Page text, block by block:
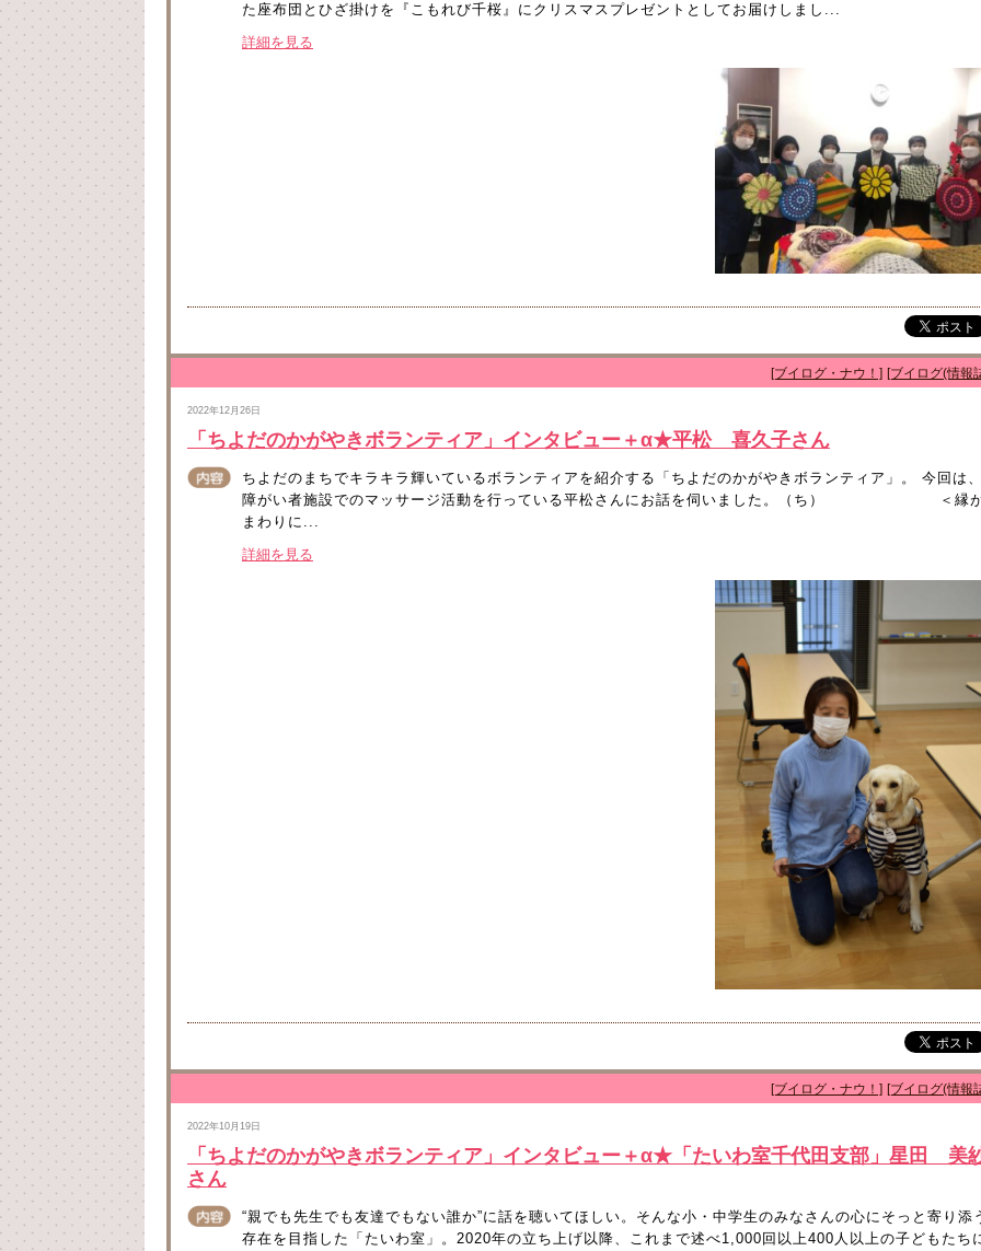
た座布団とひざ掛けを『こもれび千桜』にクリスマスプレゼントとしてお届けしまし...
詳細を見る
[ブイログ・ナウ！] [ブイログ(情報
2022年12月26日
「ちよだのかがやきボランティア」インタビュー＋α★平松 喜久子さん
ちよだのまちでキラキラ輝いているボランティアを紹介する「ちよだのかがやきボランティア」。 今回は
障がい者施設でのマッサージ活動を行っている平松さんにお話を伺いました。（ち） ＜縁
まわりに...
詳細を見る
[ブイログ・ナウ！] [ブイログ(情報
2022年10月19日
「ちよだのかがやきボランティア」インタビュー＋α★「たいわ室千代田支部」星田 美
さん
“親でも先生でも友達でもない誰か”に話を聴いてほしい。そんな小・中学生のみなさんの心にそっと寄り添
存在を目指した「たいわ室」。2020年の立ち上げ以降、これまで述べ1,000回以上400人以上の子どもたち